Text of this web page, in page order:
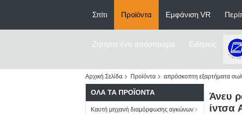
Σπίτι Προϊόντα Εμφάνιση VR
Ζητήστε ένα απόσπασμα Ειδήσεις
Αρχική Σελίδα Προϊόντα απρόσκοπτη εξαρτήματα
ΌΛΑ ΤΑ ΠΡΟΪΌΝΤΑ
Καυτή μηχανή διαμόρφωσης αγκώνων
Άνευ
ίντσα